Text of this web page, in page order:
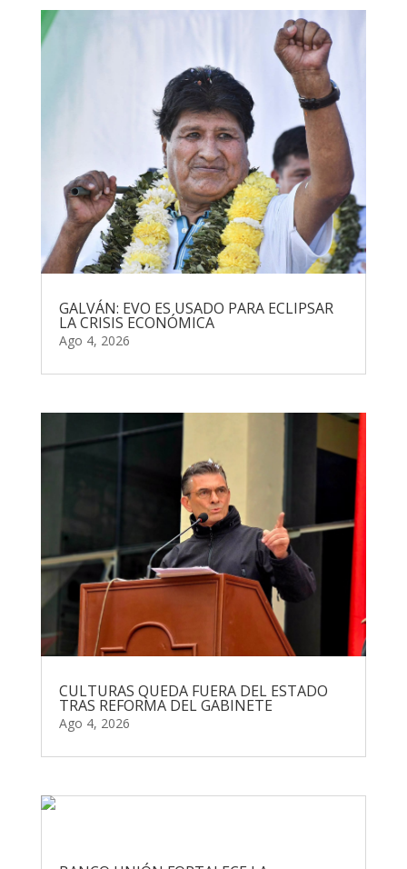
GALVÁN: EVO ES USADO PARA ECLIPSAR
LA CRISIS ECONÓMICA
Ago 4, 2026
CULTURAS QUEDA FUERA DEL ESTADO
TRAS REFORMA DEL GABINETE
Ago 4, 2026